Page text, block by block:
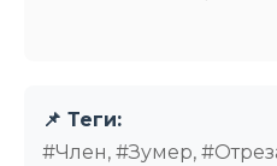
📌 Теги:
#Член, #Зумер,